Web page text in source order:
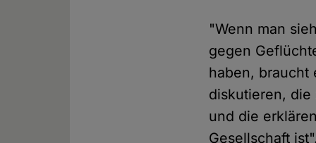
"Wenn man
gegen
haben, braucht
diskutieren, die
und die
Gesellschaft